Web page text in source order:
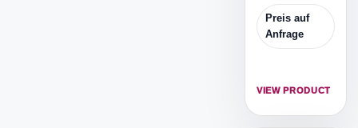
reduzierte
Zielscheibe für
das Biathlon
Distanz.
Preis auf
Anfrage
VIEW PRODUCT